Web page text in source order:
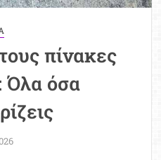
πίνακες
Όλα όσα